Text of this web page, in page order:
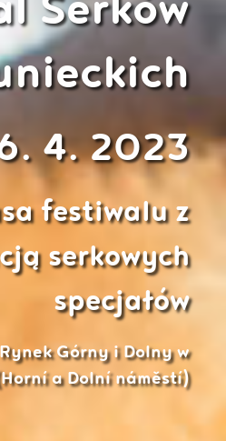
Serków
4. 2023
festiwalu z
serkowych
specjałów
Górny i Dolny w
a Dolní náměstí)